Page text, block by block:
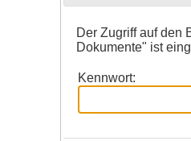
Der Zugriff auf den
Dokumente" ist
Kennwort: